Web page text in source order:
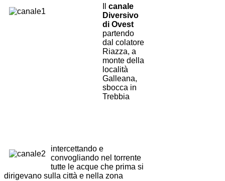
canale
Diversivo
di Ovest
partendo
dal colatore
Riazza, a
monte della
località
Galleana,
sbocca in
Trebbia
intercettando e
convogliando nel torrente
tutte le acque che prima si
dirigevano sulla città e nella zona